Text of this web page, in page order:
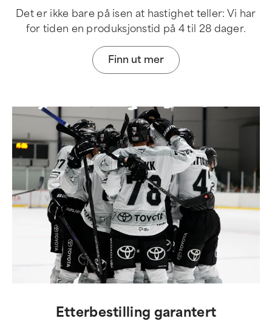
Det er ikke bare på isen at hastighet teller: Vi har
for tiden en produksjonstid på 4 til 28 dager.
Finn ut mer
Etterbestilling garantert